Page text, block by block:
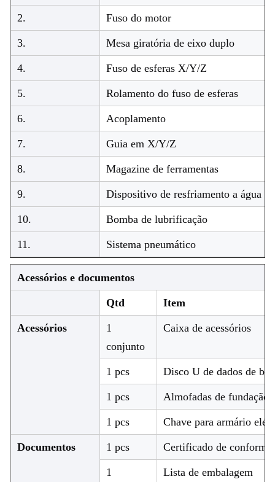
2. Fuso do motor
3. Mesa giratória de eixo duplo
4. Fuso de esferas X/Y/Z
5. Rolamento do fuso de esferas
6. Acoplamento
7. Guia em X/Y/Z
8. Magazine de ferramentas
9. Dispositivo de resfriamento a água
10. Bomba de lubrificação
11. Sistema pneumático
Acessórios e documentos
Qtd Item
Acessórios
1
conjunto
Caixa de acessórios
1 pcs Disco U de dados de
1 pcs Almofadas de fundação,
1 pcs Chave para armário
Documentos 1 pcs Certificado de
1 Lista de embalagem